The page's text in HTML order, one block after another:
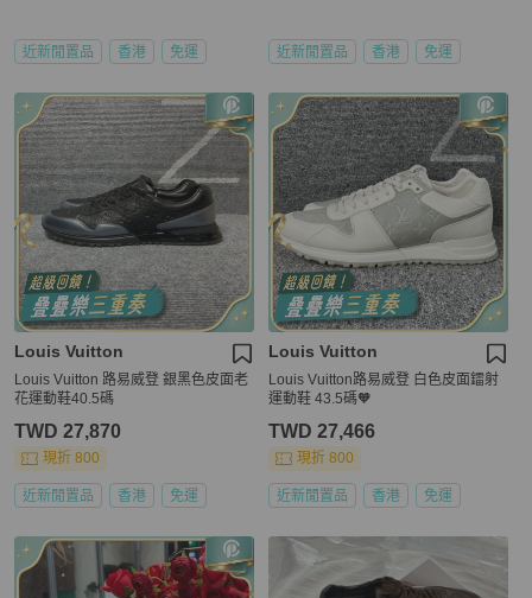
近新閒置品 香港 免運 近新閒置品 香港 免運
Louis Vuitton
Louis Vuitton 路易威登 銀黑色皮面老
花運動鞋40.5碼
TWD 27,870
現折 800
近新閒置品 香港 免運
Louis Vuitton
Louis Vuitton路易威登 白色皮面鐳射
運動鞋 43.5碼🧡
TWD 27,466
現折 800
近新閒置品 香港 免運